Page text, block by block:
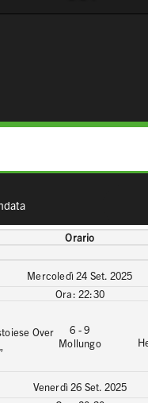
Orario
Mercoledì 24 Set. 2025
22:30
Over
6 - 9
Mollungo
Venerdì 26 Set. 2025